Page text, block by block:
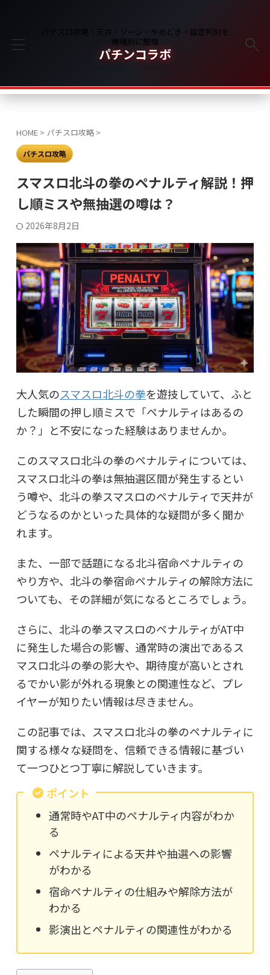
パチスロ攻略｜天井・ゾーン・やめどき・設定判別を
機種別に整理
パチンコラボ
HOME > パチスロ攻略 >
パチスロ攻略
スマスロ北斗の拳のペナルティ解説！押
し順ミスや無抽選の噂は？
2026年8月2日
大人気のスマスロ北斗の拳を遊技していて、ふと
した瞬間の押し順ミスで「ペナルティはあるの
か？」と不安になった経験はありませんか。
このスマスロ北斗の拳のペナルティについては、
スマスロ北斗の拳は無抽選区間が発生するとい
う噂や、北斗の拳スマスロのペナルティで天井が
どうなるのかといった具体的な疑問が多く聞か
れます。
また、一部で話題になる北斗宿命ペナルティの
やり方や、北斗の拳宿命ペナルティの解除方法に
ついても、その詳細が気になるところでしょう。
さらに、北斗の拳スマスロのペナルティがAT中
に発生した場合の影響、通常時の演出であるス
マスロ北斗の拳の影大や、期待度が高いとされ
るでかい影が外れる現象との関連性など、プレ
イヤーが知りたい情報は尽きません。
この記事では、スマスロ北斗の拳のペナルティに
関する様々な疑問を、信頼できる情報に基づい
て一つひとつ丁寧に解説していきます。
ポイント
通常時やAT中のペナルティ内容がわか
る
ペナルティによる天井や抽選への影響
がわかる
宿命ペナルティの仕組みや解除方法が
わかる
影演出とペナルティの関連性がわかる